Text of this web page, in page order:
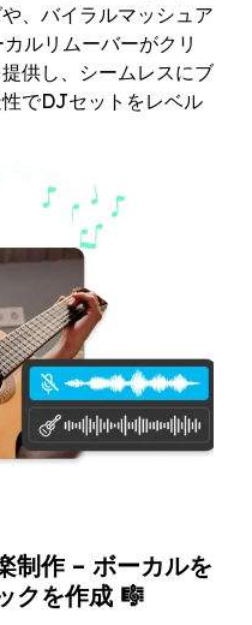
、バイラルマッシュア
ルリムーバーがクリ
供し、シームレスにブ
でDJセットをレベル
制作 – ボーカルを
クを作成 🎼